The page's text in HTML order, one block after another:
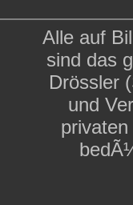
Alle auf
sind das
Drössler
und